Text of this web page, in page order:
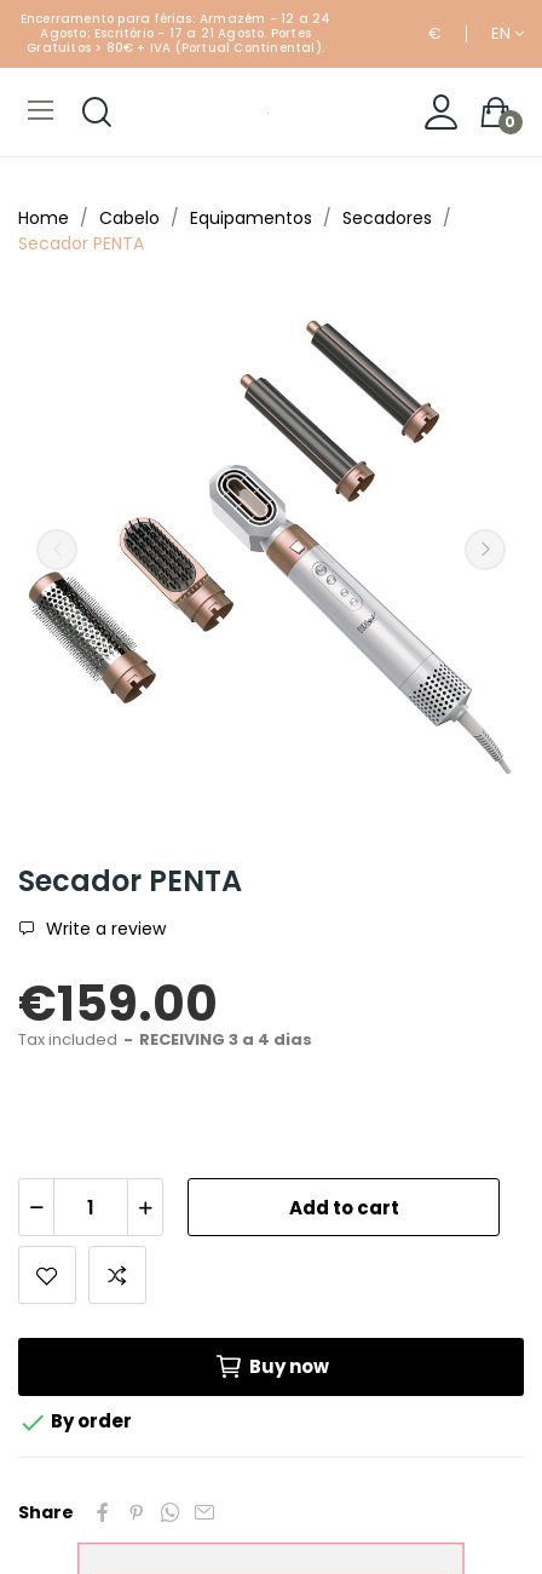
Encerramento para férias: Armazém - 12 a 24
Agosto; Escritório - 17 a 21 Agosto. Portes
Gratuitos > 80€ + IVA (Portual Continental).
€ EN
0
Home Cabelo Equipamentos
Secadores
Secador PENTA
Secador PENTA
Write a review
€159.00
Tax included RECEIVING 3 a 4 dias
Add to cart
Buy now
 By order
Share